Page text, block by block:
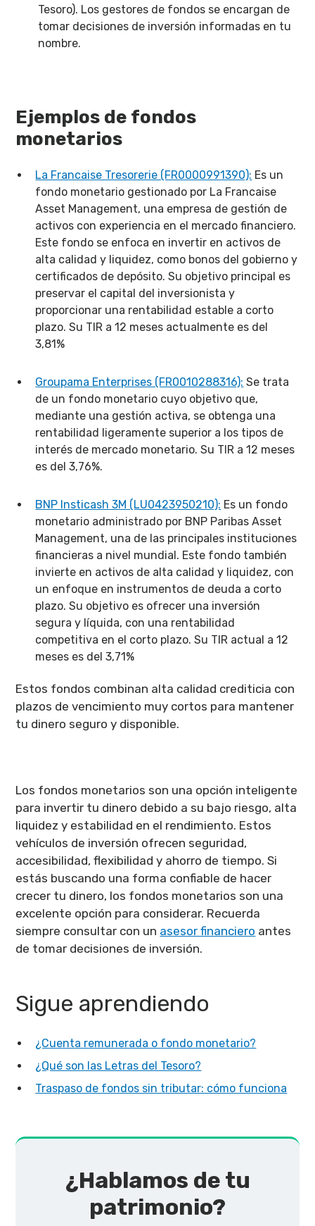
Tesoro). Los gestores de fondos se encargan de
tomar decisiones de inversión informadas en tu
nombre.
Ejemplos de fondos
monetarios
La Francaise Tresorerie (FR0000991390): Es un
fondo monetario gestionado por La Francaise
Asset Management, una empresa de gestión de
activos con experiencia en el mercado financiero.
Este fondo se enfoca en invertir en activos de
alta calidad y liquidez, como bonos del gobierno y
certificados de depósito. Su objetivo principal es
preservar el capital del inversionista y
proporcionar una rentabilidad estable a corto
plazo. Su TIR a 12 meses actualmente es del
3,81%
Groupama Enterprises (FR0010288316): Se trata
de un fondo monetario cuyo objetivo que,
mediante una gestión activa, se obtenga una
rentabilidad ligeramente superior a los tipos de
interés de mercado monetario. Su TIR a 12 meses
es del 3,76%.
BNP Insticash 3M (LU0423950210): Es un fondo
monetario administrado por BNP Paribas Asset
Management, una de las principales instituciones
financieras a nivel mundial. Este fondo también
invierte en activos de alta calidad y liquidez, con
un enfoque en instrumentos de deuda a corto
plazo. Su objetivo es ofrecer una inversión
segura y líquida, con una rentabilidad
competitiva en el corto plazo. Su TIR actual a 12
meses es del 3,71%
Estos fondos combinan alta calidad crediticia con
plazos de vencimiento muy cortos para mantener
tu dinero seguro y disponible.
Los fondos monetarios son una opción inteligente
para invertir tu dinero debido a su bajo riesgo, alta
liquidez y estabilidad en el rendimiento. Estos
vehículos de inversión ofrecen seguridad,
accesibilidad, flexibilidad y ahorro de tiempo. Si
estás buscando una forma confiable de hacer
crecer tu dinero, los fondos monetarios son una
excelente opción para considerar. Recuerda
siempre consultar con un asesor financiero antes
de tomar decisiones de inversión.
Sigue aprendiendo
¿Cuenta remunerada o fondo monetario?
¿Qué son las Letras del Tesoro?
Traspaso de fondos sin tributar: cómo funciona
¿Hablamos de tu
patrimonio?